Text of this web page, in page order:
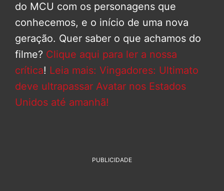
do MCU com os personagens que
conhecemos, e o início de uma nova
geração. Quer saber o que achamos do
filme? Clique aqui para ler a nossa
crítica! Leia mais: Vingadores: Ultimato
deve ultrapassar Avatar nos Estados
Unidos até amanhã!
PUBLICIDADE